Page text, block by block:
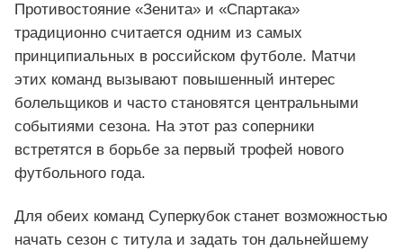
Противостояние «Зенита» и «Спартака»
традиционно считается одним из самых
принципиальных в российском футболе. Матчи
этих команд вызывают повышенный интерес
болельщиков и часто становятся центральными
событиями сезона. На этот раз соперники
встретятся в борьбе за первый трофей нового
футбольного года.
Для обеих команд Суперкубок станет возможностью
начать сезон с титула и задать тон дальнейшему